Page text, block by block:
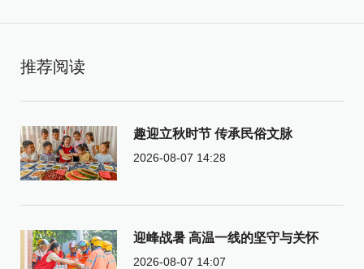
推荐阅读
趣迎立秋时节 传承民俗文脉
2026-08-07 14:28
迎峰战暑 高温一线的坚守与关怀
2026-08-07 14:07